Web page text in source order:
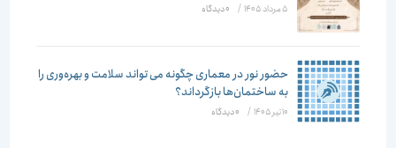
5 مرداد 1405 / ۰ دیدگاه
حضور نور در معماری چگونه می تواند سلامت و بهره‌وری را
به ساختمان‌ها بازگرداند؟
10 تیر 1405 / ۰ دیدگاه